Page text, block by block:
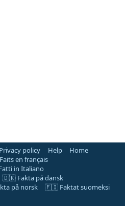
Privacy policy Help
Home
en français
in Italiano
🇩🇰 Fakta på dansk
på norsk
🇫🇮 Faktat suomeksi